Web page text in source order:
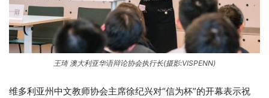
王琦 澳大利亚华语辩论协会执行长(摄影:VISPENN)
维多利亚州中文教师协会主席徐纪兴对“信为杯”的开幕表示祝